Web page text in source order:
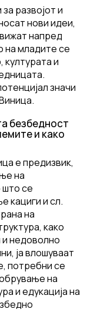
развојот и
нови идеи,
напред
на младите се
културата и
значи
безбедност
и како
е предизвик,
на
што се
кациги и сл.
на
како
недоволно
ја влошуваат
потребни се
на
и едукација на